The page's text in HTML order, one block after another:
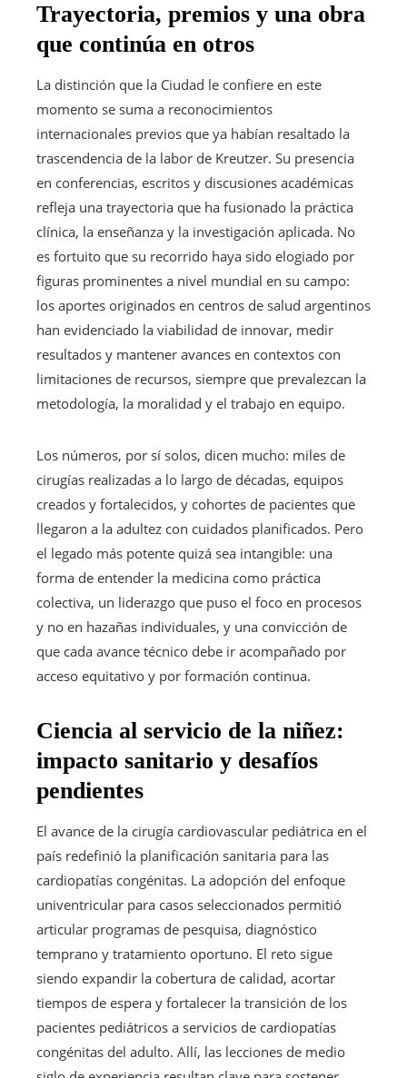
Trayectoria, premios y una obra
que continúa en otros
La distinción que la Ciudad le confiere en este
momento se suma a reconocimientos
internacionales previos que ya habían resaltado la
trascendencia de la labor de Kreutzer. Su presencia
en conferencias, escritos y discusiones académicas
refleja una trayectoria que ha fusionado la práctica
clínica, la enseñanza y la investigación aplicada. No
es fortuito que su recorrido haya sido elogiado por
figuras prominentes a nivel mundial en su campo:
los aportes originados en centros de salud argentinos
han evidenciado la viabilidad de innovar, medir
resultados y mantener avances en contextos con
limitaciones de recursos, siempre que prevalezcan la
metodología, la moralidad y el trabajo en equipo.
Los números, por sí solos, dicen mucho: miles de
cirugías realizadas a lo largo de décadas, equipos
creados y fortalecidos, y cohortes de pacientes que
llegaron a la adultez con cuidados planificados. Pero
el legado más potente quizá sea intangible: una
forma de entender la medicina como práctica
colectiva, un liderazgo que puso el foco en procesos
y no en hazañas individuales, y una convicción de
que cada avance técnico debe ir acompañado por
acceso equitativo y por formación continua.
Ciencia al servicio de la niñez:
impacto sanitario y desafíos
pendientes
El avance de la cirugía cardiovascular pediátrica en el
país redefinió la planificación sanitaria para las
cardiopatías congénitas. La adopción del enfoque
univentricular para casos seleccionados permitió
articular programas de pesquisa, diagnóstico
temprano y tratamiento oportuno. El reto sigue
siendo expandir la cobertura de calidad, acortar
tiempos de espera y fortalecer la transición de los
pacientes pediátricos a servicios de cardiopatías
congénitas del adulto. Allí, las lecciones de medio